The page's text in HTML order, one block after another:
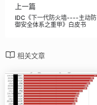
上一篇
IDC《下一代防火墙----主动防
御安全体系之重甲》白皮书
相关文章